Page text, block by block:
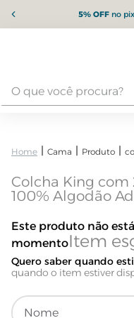
5% OFFno
Cama Produto
Colcha King com
100% Algodão
Este produto não
momento
Quero saber quando